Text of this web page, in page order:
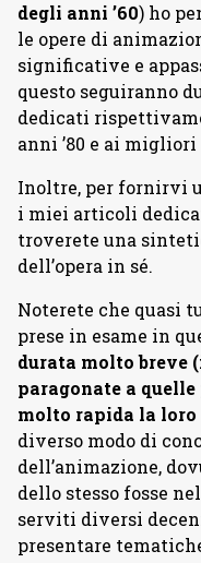
degli anni ’60) ho
le opere di
significative e
questo seguiranno
dedicati
anni ’80 e ai migliori
Inoltre, per fornirvi
i miei articoli
troverete una
dell’opera in sé.
Noterete che quasi
prese in esame in
durata molto breve
paragonate a
molto rapida la
diverso modo di
dell’animazione,
dello stesso fosse
serviti diversi
presentare